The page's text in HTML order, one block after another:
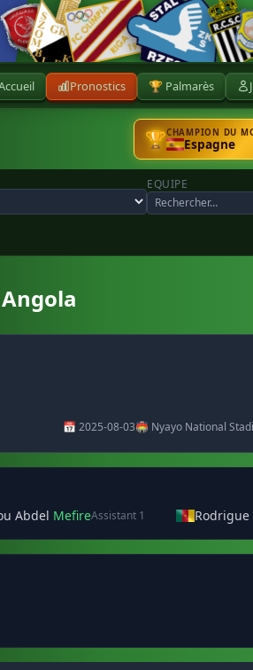
Pronostics 🏆 Palmarès
🏆CHAMPION DU
Espagne
EQUIPE
📅 2025-08-03🏟️ Nyayo National
Abdel MefireAssistant 1 Rodrigue